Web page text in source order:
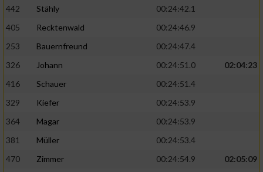
442
Stähly
00:24:42.1
405
Recktenwald
00:24:46.9
253
Bauernfreund
00:24:47.4
326
Johann 00:24:51.0
02:04:23
416
Schauer
00:24:51.4
329
Kiefer
00:24:53.9
364
Magar
00:24:53.9
381
Müller
00:24:53.4
470
Zimmer 00:24:54.9
02:05:09